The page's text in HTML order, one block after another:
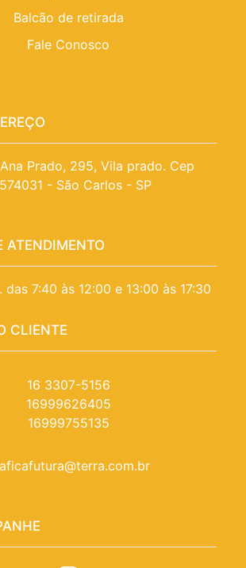
Balcão de retirada
Fale Conosco
Prado, 295, Vila prado. Cep
- São Carlos - SP
ATENDIMENTO
das 7:40 às 12:00 e 13:00 às 17:30
CLIENTE
16 3307-5156
16999626405
16999755135